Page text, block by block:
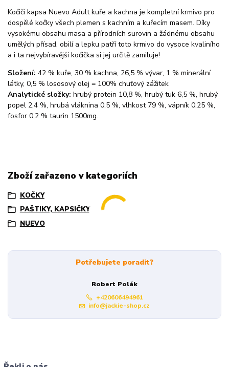
Kočičí kapsa Nuevo Adult kuře a kachna je kompletní krmivo pro
dospělé kočky všech plemen s kachním a kuřecím masem. Díky
vysokému obsahu masa a přírodních surovin a žádnému obsahu
umělých přísad, obilí a lepku patří toto krmivo do vysoce kvaliního
a i ta nejvybíravější kočička si jej určitě zamiluje!
Složení: 42 % kuře, 30 % kachna, 26,5 % vývar, 1 % minerální
látky, 0,5 % lososový olej = 100% chuťový zážitek
Analytické složky: hrubý protein 10,8 %, hrubý tuk 6,5 %, hrubý
popel 2,4 %, hrubá vláknina 0,5 %, vlhkost 79 %, vápník 0,25 %,
fosfor 0,2 % taurin 1500mg.
Zboží zařazeno v kategoriích
KOČKY
PAŠTIKY, KAPSIČKY
NUEVO
Potřebujete poradit?
Robert Polák
+420606494961
info@jackie-shop.cz